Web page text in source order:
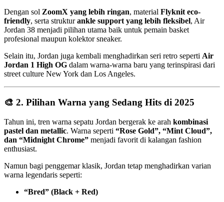
Dengan sol ZoomX yang lebih ringan, material Flyknit eco-
friendly, serta strukturankle support yang lebih fleksibel, Air
Jordan 38 menjadi pilihan utama baik untuk pemain basket
profesional maupun kolektor sneaker.
Selain itu, Jordan juga kembali menghadirkan seri retro seperti Air
Jordan 1 High OG dalam warna-warna baru yang terinspirasi dari
street culture New York dan Los Angeles.
🎨 2. Pilihan Warna yang Sedang Hits di 2025
Tahun ini, tren warna sepatu Jordan bergerak ke arah kombinasi
pastel dan metallic. Warna seperti “Rose Gold”, “Mint Cloud”,
dan “Midnight Chrome” menjadi favorit di kalangan fashion
enthusiast.
Namun bagi penggemar klasik, Jordan tetap menghadirkan varian
warna legendaris seperti:
“Bred” (Black + Red)